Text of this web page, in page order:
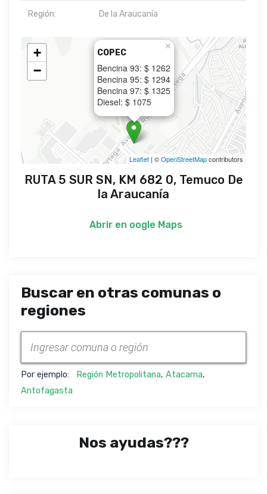
Región: De la Araucanía
COPEC
Bencina 93: $ 1262
Bencina 95: $ 1294
Bencina 97: $ 1325
Diesel: $ 1075
×
+
−
Leaflet | ©OpenStreetMapcontributors
RUTA 5 SUR SN, KM 682 0, Temuco De
la Araucanía
Abrir en oogle Maps
Buscar en otras comunas o
regiones
Por ejemplo: Región Metropolitana, Atacama,
Antofagasta
Nos ayudas???